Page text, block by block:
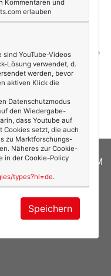
bevor du zum
Dafür darf der
Ich wiederhole
dieses kalte weiße
ist Fake, ist
|IMPRESSUM
Ackstaller
Zimmermann, hz-
Kommentaren und
erlauben
YouTube-Videos
Lösung verwendet, d.
werden, bevor
aktiven Klick die
Datenschutzmodus
den Wiedergabe-
dass Youtube auf
Cookies setzt, die auch
zu Marktforschungs-
Näheres zur Cookie-
in der Cookie-Policy
types?hl=de.
Speichern